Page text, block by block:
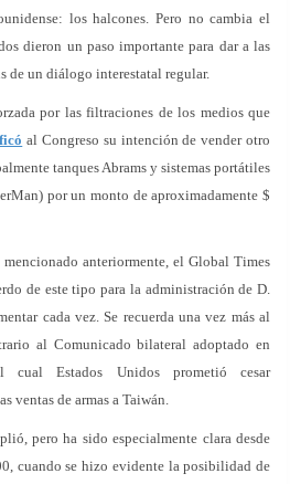
los halcones. Pero no cambia el
dieron un paso importante para dar a las
de un diálogo interestatal regular.
por las filtraciones de los medios que
al Congreso su intención de vender otro
tanques Abrams y sistemas portátiles
por un monto de aproximadamente $
mencionado anteriormente, el Global Times
de este tipo para la administración de D.
cada vez. Se recuerda una vez más al
al Comunicado bilateral adoptado en
Estados Unidos prometió cesar
ventas de armas a Taiwán.
pero ha sido especialmente clara desde
cuando se hizo evidente la posibilidad de